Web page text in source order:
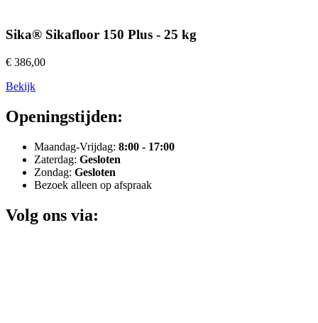
Sika® Sikafloor 150 Plus - 25 kg
€ 386,00
Bekijk
Openingstijden:
Maandag-Vrijdag: 8:00 - 17:00
Zaterdag: Gesloten
Zondag: Gesloten
Bezoek alleen op afspraak
Volg ons via: